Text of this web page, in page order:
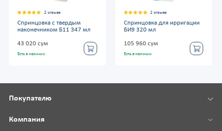
2 отзыва
Спринцовка с твердым
наконечником Б11 347 мл
43 020 сум
Есть в наличии
2 отзыва
Спринцовка для ирригации
БИ9 320 мл
105 960 сум
Есть в наличии
Покупателю
Компания